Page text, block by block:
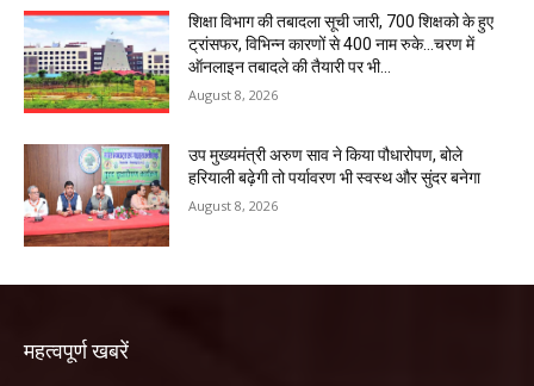
शिक्षा विभाग की तबादला सूची जारी, 700 शिक्षको के हुए
ट्रांसफर, विभिन्न कारणों से 400 नाम रुके…चरण में
ऑनलाइन तबादले की तैयारी पर भी...
August 8, 2026
उप मुख्यमंत्री अरुण साव ने किया पौधारोपण, बोले
हरियाली बढ़ेगी तो पर्यावरण भी स्वस्थ और सुंदर बनेगा
August 8, 2026
महत्वपूर्ण खबरें